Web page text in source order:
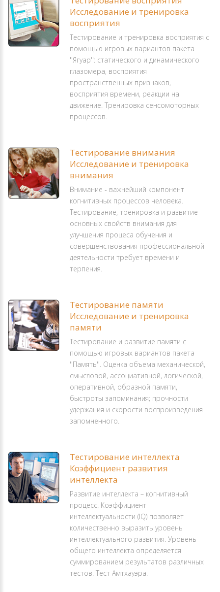
Исследование и тренировка
восприятия
Тестирование и тренировка восприятия с
помощью игровых вариантов пакета
''Ягуар'': статического и динамического
глазомера, восприятия
пространственных признаков,
восприятия времени, реакции на
движение. Тренировка сенсомоторных
процессов.
Тестирование внимания
Исследование и тренировка
внимания
Внимание - важнейший компонент
когнитивных процессов человека.
Тестирование, тренировка и развитие
основных свойств внимания для
улучшения процеса обучения и
совершенствования профессиональной
деятельности требует времени и
терпения.
Тестирование памяти
Исследование и тренировка
памяти
Тестирование и развитие памяти с
помощью игровых вариантов пакета
''Память''. Оценка объема механической,
смысловой, ассоциативной, логической,
оперативной, образной памяти,
быстроты запоминания; прочности
удержания и скорости воспроизведения
запомненного.
Тестирование интеллекта
Коэффициент развития
интеллекта
Развитие интеллекта – когнитивный
процесс. Коэффициент
интеллектуальности (IQ) позволяет
количественно выразить уровень
интеллектуального развития. Уровень
общего интеллекта определяется
суммированием результатов различных
тестов. Тест Амтхауэра.